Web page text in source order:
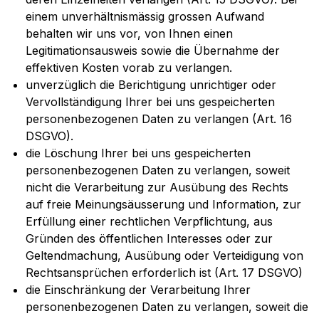
einem unverhältnismässig grossen Aufwand
behalten wir uns vor, von Ihnen einen
Legitimationsausweis sowie die Übernahme der
effektiven Kosten vorab zu verlangen.
unverzüglich die Berichtigung unrichtiger oder
Vervollständigung Ihrer bei uns gespeicherten
personenbezogenen Daten zu verlangen (Art. 16
DSGVO).
die Löschung Ihrer bei uns gespeicherten
personenbezogenen Daten zu verlangen, soweit
nicht die Verarbeitung zur Ausübung des Rechts
auf freie Meinungsäusserung und Information, zur
Erfüllung einer rechtlichen Verpflichtung, aus
Gründen des öffentlichen Interesses oder zur
Geltendmachung, Ausübung oder Verteidigung von
Rechtsansprüchen erforderlich ist (Art. 17 DSGVO)
die Einschränkung der Verarbeitung Ihrer
personenbezogenen Daten zu verlangen, soweit die